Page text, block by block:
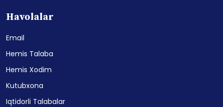
Havolalar
Email
Hemis Talaba
Hemis Xodim
Kutubxona
Iqtidorli Talabalar